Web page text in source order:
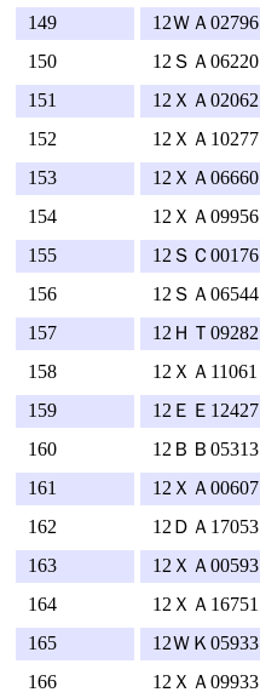
149
12ＷＡ02796
150
12ＳＡ06220
151
12ＸＡ02062
152
12ＸＡ10277
153
12ＸＡ06660
154
12ＸＡ09956
155
12ＳＣ00176
156
12ＳＡ06544
157
12ＨＴ09282
158
12ＸＡ11061
159
12ＥＥ12427
160
12ＢＢ05313
161
12ＸＡ00607
162
12ＤＡ17053
163
12ＸＡ00593
164
12ＸＡ16751
165
12ＷＫ05933
166
12ＸＡ09933